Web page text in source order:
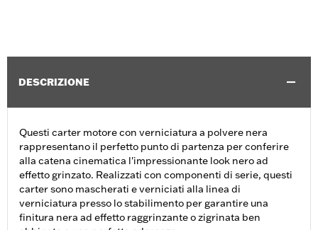
DESCRIZIONE
Questi carter motore con verniciatura a polvere nera
rappresentano il perfetto punto di partenza per conferire
alla catena cinematica l'impressionante look nero ad
effetto grinzato. Realizzati con componenti di serie, questi
carter sono mascherati e verniciati alla linea di
verniciatura presso lo stabilimento per garantire una
finitura nera ad effetto raggrinzante o zigrinata ben